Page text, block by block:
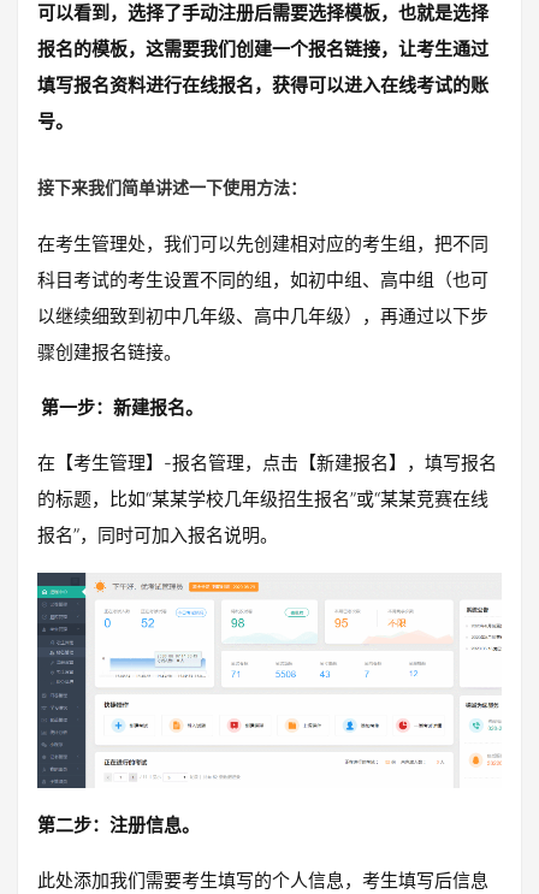
可以看到，选择了手动注册后需要选择模板，也就是选择
报名的模板，这需要我们创建一个报名链接，让考生通过
填写报名资料进行在线报名，获得可以进入在线考试的账
号。
接下来我们简单讲述一下使用方法：
在考生管理处，我们可以先创建相对应的考生组，把不同
科目考试的考生设置不同的组，如初中组、高中组（也可
以继续细致到初中几年级、高中几年级），再通过以下步
骤创建报名链接。
第一步：新建报名。
在【考生管理】-报名管理，点击【新建报名】，填写报名
的标题，比如“某某学校几年级招生报名”或“某某竞赛在线
报名”，同时可加入报名说明。
第二步：注册信息。
此处添加我们需要考生填写的个人信息，考生填写后信息